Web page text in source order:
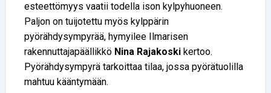
esteettömyys vaatii todella ison kylpyhuoneen.
Paljon on tuijotettu myös kylppärin
pyörähdysympyrää, hymyilee Ilmarisen
rakennuttajapäällikkö Nina Rajakoski kertoo.
Pyörähdysympyrä tarkoittaa tilaa, jossa pyörätuolilla
mahtuu kääntymään.